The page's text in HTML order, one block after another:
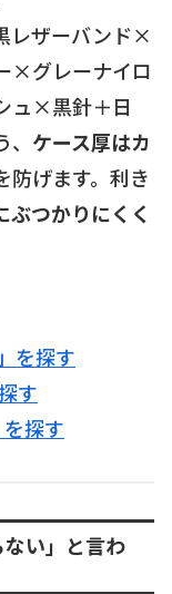
レザーバンド×
×グレーナイロ
ュ×黒針＋日
ケース厚はカ
防げます。利き
ぶつかりにくく
を探す
す
探す
い」と言わ